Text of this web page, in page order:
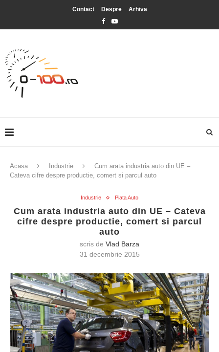
Contact Despre Arhiva
Acasa Industrie
Cum arata industria auto din UE –
Cateva cifre despre productie, comert si parcul auto
Industrie Piata Auto
Cum arata industria auto din UE – Cateva
cifre despre productie, comert si parcul
auto
scris de Vlad Barza
31 decembrie 2015